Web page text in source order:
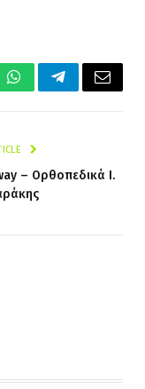
WhatsAppTelegramEmail
– Ορθοπεδικά I.